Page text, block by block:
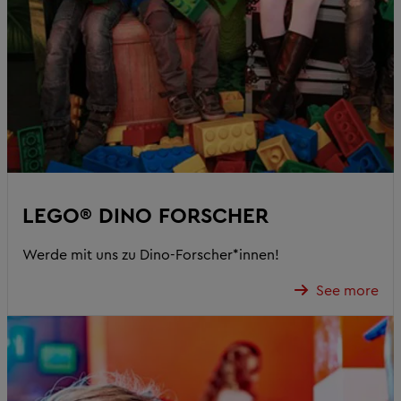
LEGO® DINO FORSCHER
Werde mit uns zu Dino-Forscher*innen!
See more